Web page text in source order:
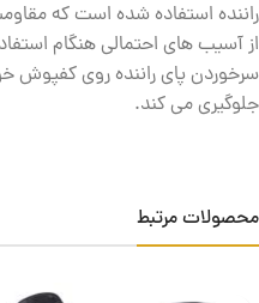
راننده استفاده شده است که
از آسیب های احتمالی هنگام
سرخوردن پای راننده روی کفپوش
جلوگیری می کند.
محصولات مرتبط